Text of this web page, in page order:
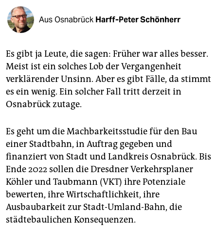
shop
fragen & hilfe
unterstützen
abo
epaper login
Aus Osnabrück Harff-Peter Schönherr
Es gibt ja Leute, die sagen: Früher war alles besser.
Meist ist ein solches Lob der Vergangenheit
verklärender Unsinn. Aber es gibt Fälle, da stimmt
es ein wenig. Ein solcher Fall tritt derzeit in
Osnabrück zutage.
Es geht um die Machbarkeitsstudie für den Bau
einer Stadtbahn, in Auftrag gegeben und
finanziert von Stadt und Landkreis Osnabrück. Bis
Ende 2022 sollen die Dresdner Verkehrsplaner
Köhler und Taubmann (VKT) ihre Potenziale
bewerten, ihre Wirtschaftlichkeit, ihre
Ausbaubarkeit zur Stadt-Umland-Bahn, die
städtebaulichen Konsequenzen.